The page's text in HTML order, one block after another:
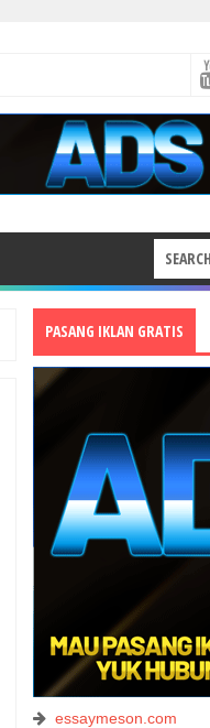
PASANG IKLAN GRATIS
essaymeson.com